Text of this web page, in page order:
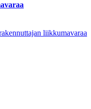
liikkumavaraa